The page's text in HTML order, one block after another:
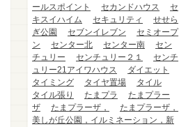
ールスポイント
セカンドハウス
セ
キスイハイム
セキュリティ
せせら
ぎ公園
セブンイレブン
セミオープ
ン
センター北 センター南
セン
チュリー
センチュリー２１
センチ
ュリー21アイワハウス
ダイエット
タイミング
タイヤ置場
タイル
タイル張り
たまプラ
たまプラー
ザ
たまプラーザ，
たまプラーザ，
美しが丘公園，イルミネーション，新